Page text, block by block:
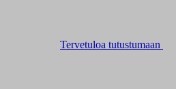
Tervetuloa tutustumaan